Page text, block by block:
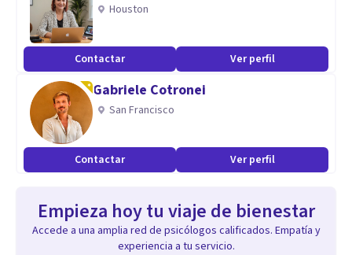
Houston
Contactar Ver perfil
Gabriele Cotronei
San Francisco
Contactar Ver perfil
Empieza hoy tu viaje de bienestar
Accede a una amplia red de psicólogos calificados. Empatía y
experiencia a tu servicio.